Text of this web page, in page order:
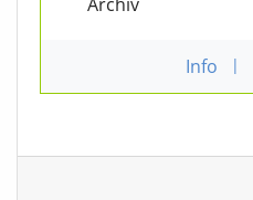
Info |